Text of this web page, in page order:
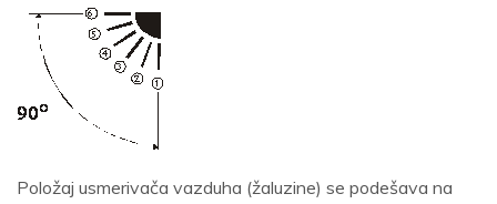
Položaj usmerivača vazduha (žaluzine) se podešava na